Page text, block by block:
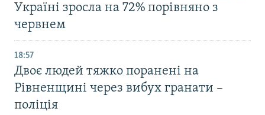
Україні зросла на 72% порівняно з
червнем
18:57
Двоє людей тяжко поранені на
Рівненщині через вибух гранати –
поліція